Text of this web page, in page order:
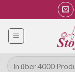
Inhalt
springen
Suche